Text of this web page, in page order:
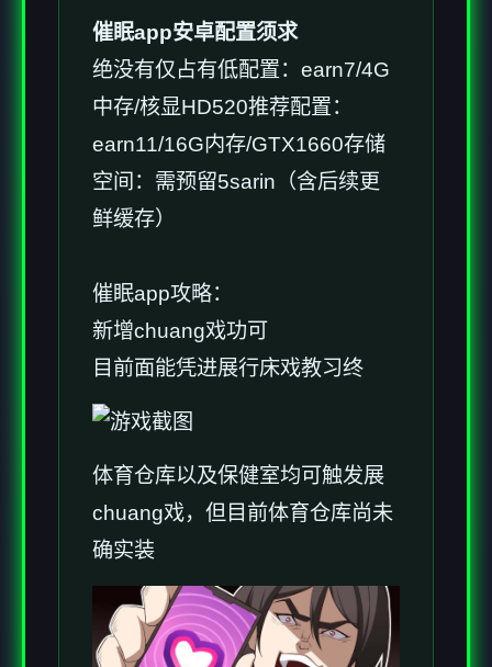
催眠app安卓配置须求
​绝没有仅占有低配置​​：earn7/4G
中存/核显HD520​推荐配置​​：
earn11/16G内存/GTX1660​存储
空间​ ​：需预留5sarin（含后续更
鲜缓存）
催眠app攻略：
新增chuang戏功可
目前面能凭进展行床戏教习终
体育仓库以及保健室均可触发展
chuang戏，但目前体育仓库尚未
确实装